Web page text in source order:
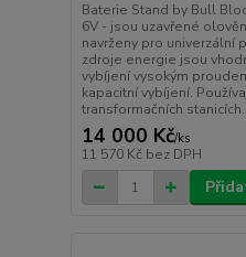
Baterie Stand by Bull
6V - jsou uzavřené
navrženy pro univerzální
zdroje energie jsou
vybíjení vysokým
kapacitní vybíjení.
transformačních
14 000 Kč/ks
11 570 Kč bez DPH